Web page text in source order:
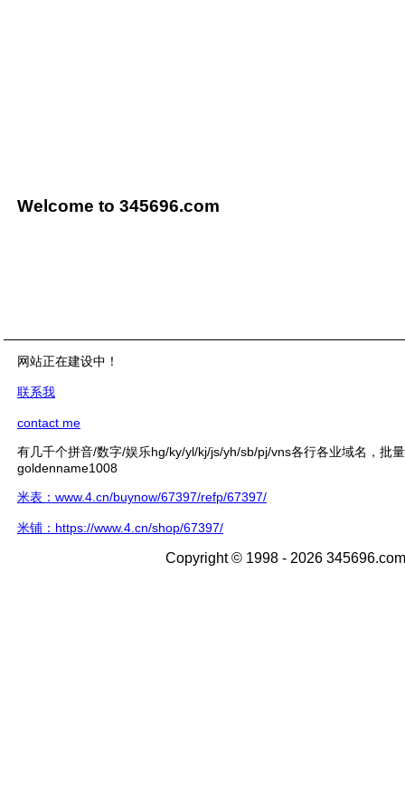
Welcome to 345696.com
网站正在建设中！
联系我
contact me
有几千个拼音/数字/娱乐hg/ky/yl/kj/js/yh/sb/pj/vns各行各业域名，批
goldenname1008
米表：www.4.cn/buynow/67397/refp/67397/
米铺：https://www.4.cn/shop/67397/
Copyright © 1998 - 2026